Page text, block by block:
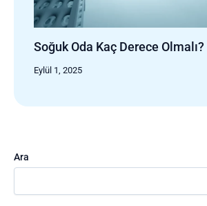
Soğuk Oda Kaç Derece Olmalı?
Eylül 1, 2025
Ara